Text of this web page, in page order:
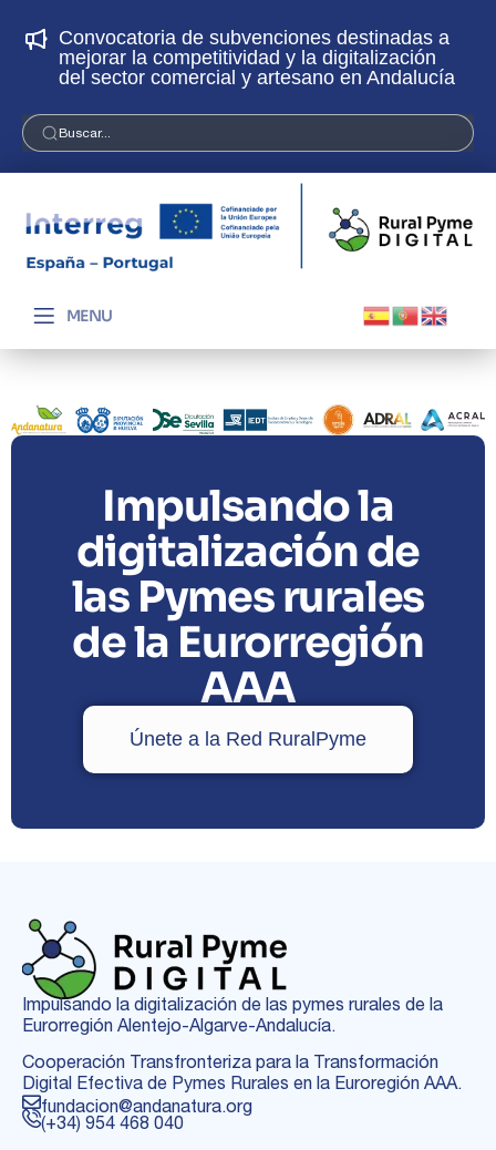
Convocatoria de subvenciones destinadas a
mejorar la competitividad y la digitalización
del sector comercial y artesano en Andalucía
Buscar...
MENU
Impulsando la
digitalización de
las Pymes rurales
de la Eurorregión
AAA
Únete a la Red RuralPyme
Impulsando la digitalización de las pymes rurales de la
Eurorregión Alentejo-Algarve-Andalucía.
Cooperación Transfronteriza para la Transformación
Digital Efectiva de Pymes Rurales en la Euroregión AAA.
fundacion@andanatura.org
(+34) 954 468 040